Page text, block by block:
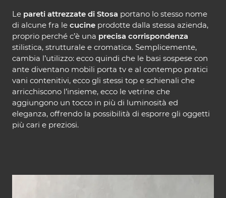
Le pareti attrezzate di Stosa portano lo stesso nome
di alcune fra le cucine prodotte dalla stessa azienda,
proprio perché c’è una precisa corrispondenza
stilistica, strutturale e cromatica. Semplicemente,
cambia l’utilizzo: ecco quindi che le basi sospese con
ante diventano mobili porta tv e al contempo pratici
vani contenitivi, ecco gli stessi top e schienali che
arricchiscono l’insieme, ecco le vetrine che
aggiungono un tocco in più di luminosità ed
eleganza, offrendo la possibilità di esporre gli oggetti
più cari e preziosi.